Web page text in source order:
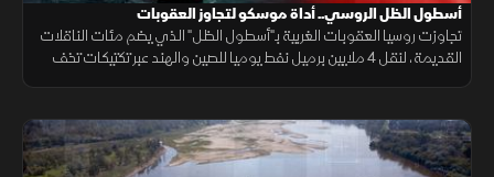
أسطول الظل الروسي.. أداة موسكو لتجاوز العقوبات
تجاوزت روسيا العقوبات الغربية بـ"أسطول الظل" الذي يضم مئات الناقلات
القديمة، لنقل 4 ملايين برميل نفط يوميا للصين والهند عبر تكتيكات تخف